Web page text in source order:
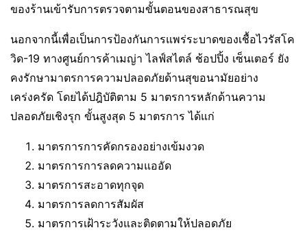
ของร้านเข้ารับการตรวจตามขั้นตอนของสาธารณสุข
นอกจากนี้เพื่อเป็นการป้องกันการแพร่ระบาดของเชื้อไวรัสโค
วิด-19 ทางศูนย์การค้าเมญ่า ไลฟ์สไตล์ ช้อปปิ้ง เซ็นเตอร์ ยัง
คงรักษามาตรการความปลอดภัยด้านสุขอนามัยอย่าง
เคร่งครัด โดยได้ปฎิบัติตาม 5 มาตรการหลักด้านความ
ปลอดภัยเชิงรุก ขั้นสูงสุด 5 มาตรการ ได้แก่
มาตรการการคัดกรองอย่างเข้มงวด
มาตรการการลดความแออัด
มาตรการสะอาดทุกจุด
มาตรการลดการสัมผัส
มาตรการเฝ้าระวังและติดตามให้ปลอดภัย